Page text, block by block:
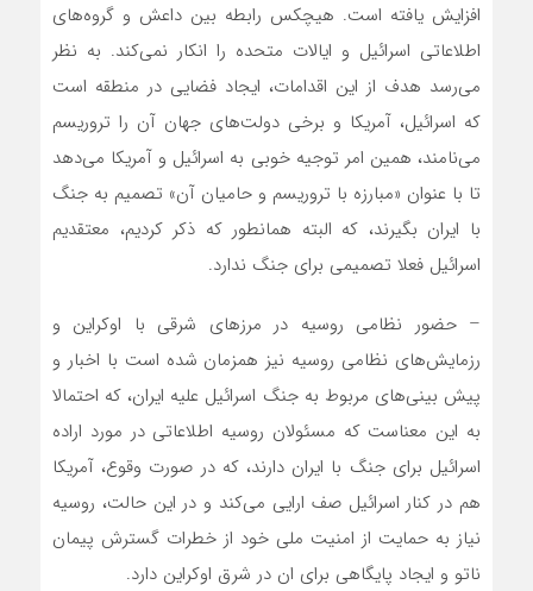
افزایش یافته است. هیچکس رابطه بین داعش و گروه‌های
اطلاعاتی اسرائیل و ایالات متحده را انکار نمی‌کند. به نظر
می‌رسد هدف از این اقدامات، ایجاد فضایی در منطقه است
که اسرائیل، آمریکا و برخی دولت‌های جهان آن را تروریسم
می‌نامند، همین امر توجیه خوبی به اسرائیل و آمریکا می‌دهد
تا با عنوان «مبارزه با تروریسم و حامیان آن» تصمیم به جنگ
با ایران بگیرند، که البته همانطور که ذکر کردیم، معتقدیم
اسرائیل فعلا تصمیمی برای جنگ ندارد.
– حضور نظامی روسیه در مرز‌های شرقی با اوکراین و
رزمایش‌های نظامی روسیه نیز همزمان شده است با اخبار و
پیش بینی‌های مربوط به جنگ اسرائیل علیه ایران، که احتمالا
به این معناست که مسئولان روسیه اطلاعاتی در مورد اراده
اسرائیل برای جنگ با ایران دارند، که در صورت وقوع، آمریکا
هم در کنار اسرائیل صف ارایی می‌کند و در این حالت، روسیه
نیاز به حمایت از امنیت ملی خود از خطرات گسترش پیمان
ناتو و ایجاد پایگاهی برای ان در شرق اوکراین دارد.